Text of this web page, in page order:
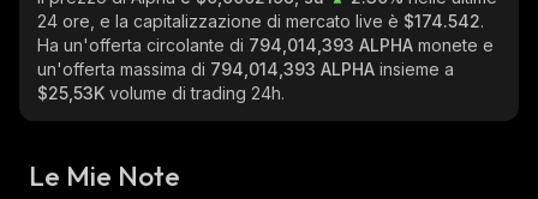
24 ore, e la capitalizzazione di mercato live è $174.542.
Ha un'offerta circolante di 794,014,393 ALPHA monete e
un'offerta massima di 794,014,393 ALPHA insieme a
$25,53K volume di trading 24h.
Le Mie Note